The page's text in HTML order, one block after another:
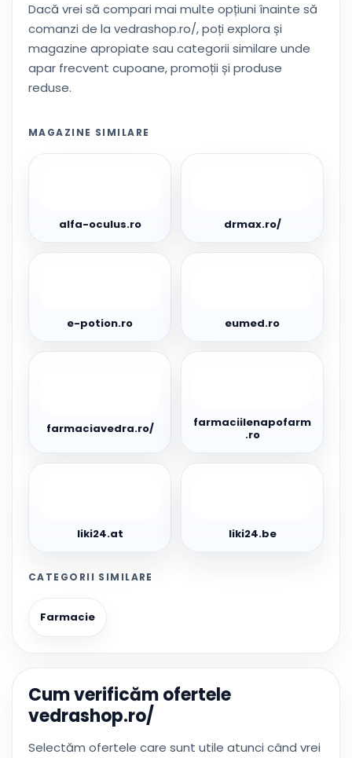
Dacă vrei să compari mai multe opțiuni înainte să
comanzi de la vedrashop.ro/, poți explora și
magazine apropiate sau categorii similare unde
apar frecvent cupoane, promoții și produse
reduse.
MAGAZINE SIMILARE
alfa-oculus.ro drmax.ro/
e-potion.ro eumed.ro
farmaciavedra.ro/
farmaciilenapofarm
.ro
liki24.at liki24.be
CATEGORII SIMILARE
Farmacie
Cum verificăm ofertele
vedrashop.ro/
Selectăm ofertele care sunt utile atunci când vrei